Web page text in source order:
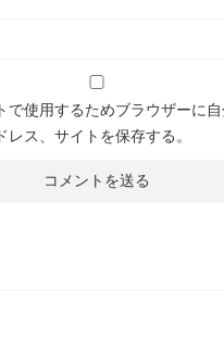
で使用するためブラウザーに自
レス、サイトを保存する。